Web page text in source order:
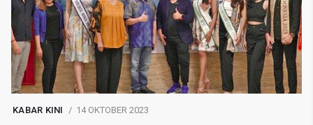
KABAR KINI 14 OKTOBER 2023